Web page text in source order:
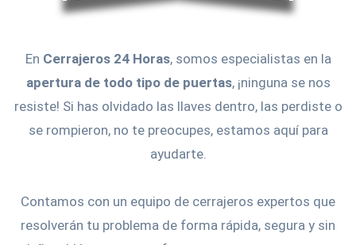
En Cerrajeros 24 Horas, somos especialistas en la
apertura de todo tipo de puertas, ¡ninguna se nos
resiste! Si has olvidado las llaves dentro, las perdiste o
se rompieron, no te preocupes, estamos aquí para
ayudarte.
Contamos con un equipo de cerrajeros expertos que
resolverán tu problema de forma rápida, segura y sin